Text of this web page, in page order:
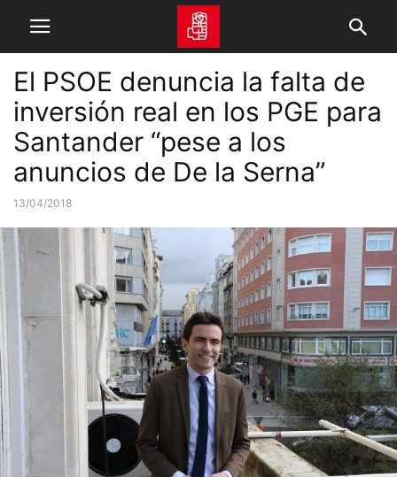
El PSOE denuncia la falta de
inversión real en los PGE para
Santander “pese a los
anuncios de De la Serna”
13/04/2018